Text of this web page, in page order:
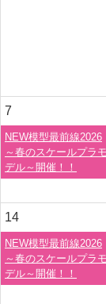
7
NEW模型最前線2026
～春のスケールプラ
デル～開催！！
14
NEW模型最前線2026
～春のスケールプラ
デル～開催！！